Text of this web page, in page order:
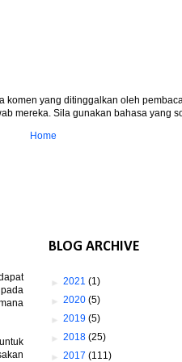
yang ditinggalkan oleh
mereka. Sila gunakan bahasa yang
Home
BLOG ARCHIVE
► 2021 (1)
► 2020 (5)
► 2019 (5)
► 2018 (25)
► 2017 (111)